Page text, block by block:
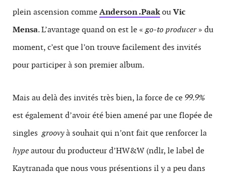
plein ascension commeAnderson .PaakouVic
Mensa. L’avantage quand on est le «go-to producer» du
moment, c’est que l’on trouve facilement des invités
pour participer à son premier album.
Mais au delà des invités très bien, la force de ce99.9%
est également d’avoir été bien amené par une flopée de
singlesgroovyà souhait qui n’ont fait que renforcer la
hypeautour du producteur d’HW&W (ndlr, le label de
Kaytranada que nous vous présentions il y a peu dans